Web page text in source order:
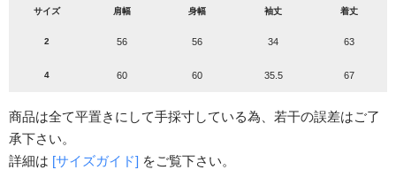
サイズ 肩幅 身幅 袖丈 着丈
2 56 56 34 63
4 60 60 35.5 67
商品は全て平置きにして手採寸している為、若干の誤差はご了
承下さい。
詳細は [サイズガイド] をご覧下さい。